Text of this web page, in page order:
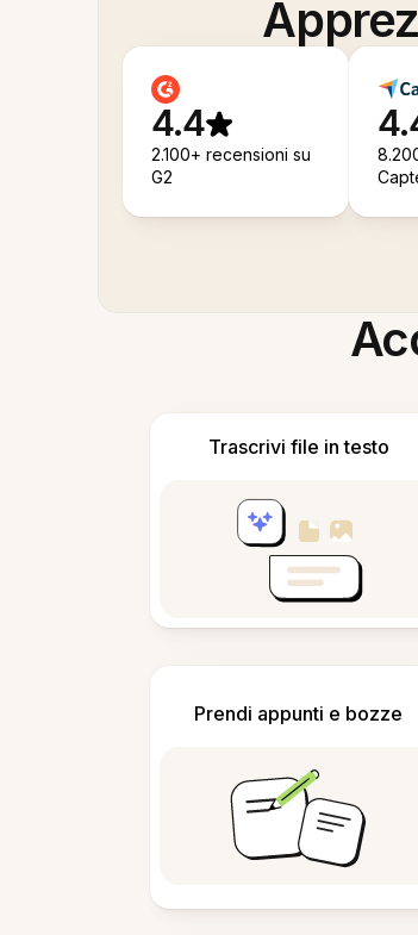
4.4
2.100+ recensioni su
G2
Trascrivi file in testo
Prendi appunti e bozze